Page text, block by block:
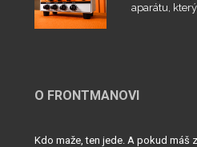
aparátu,
O FRONTMANOVI
Kdo maže, ten jede. A pokud máš